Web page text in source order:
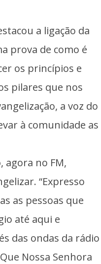
a ligação da
prova de como é
os princípios e
pilares que nos
a voz do
à comunidade as
agora no FM,
“Expresso
as pessoas que
até aqui e
das ondas da rádio
Nossa Senhora